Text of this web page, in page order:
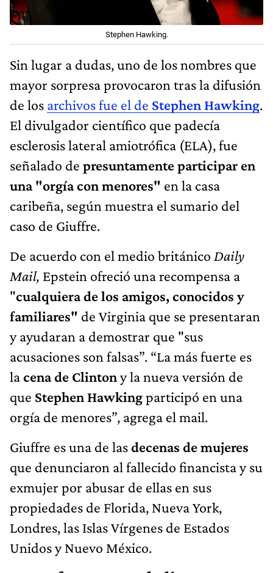
Stephen Hawking.
Sin lugar a dudas, uno de los nombres que
mayor sorpresa provocaron tras la difusión
de los archivos fue el de Stephen Hawking.
El divulgador científico que padecía
esclerosis lateral amiotrófica (ELA), fue
señalado de presuntamente participar en
una "orgía con menores" en la casa
caribeña, según muestra el sumario del
caso de Giuffre.
De acuerdo con el medio británico Daily
Mail, Epstein ofreció una recompensa a
"cualquiera de los amigos, conocidos y
familiares" de Virginia que se presentaran
y ayudaran a demostrar que "sus
acusaciones son falsas”. “La más fuerte es
lacena de Clintony la nueva versión de
que Stephen Hawkingparticipó en una
orgía de menores”, agrega el mail.
Giuffre es una de lasdecenas de mujeres
que denunciaron al fallecido financista y su
exmujer por abusar de ellas en sus
propiedades de Florida, Nueva York,
Londres, las Islas Vírgenes de Estados
Unidos y Nuevo México.